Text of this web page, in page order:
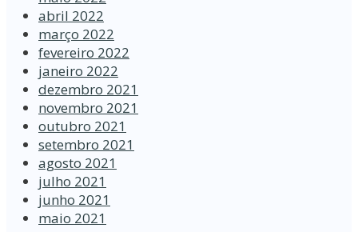
abril 2022
março 2022
fevereiro 2022
janeiro 2022
dezembro 2021
novembro 2021
outubro 2021
setembro 2021
agosto 2021
julho 2021
junho 2021
maio 2021